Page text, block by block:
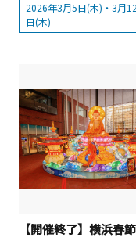
2026年3月5日(木)・3月12
日(木)